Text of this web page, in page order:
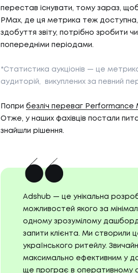
перестав існувати, тому зараз,
PMax, де ця метрика теж
здобуття звіту, потрібно зробити
попередніми періодами.
*Статистика аукціонів — це
аудиторій, викуплених за певний
Попри безліч переваг Performance
Отже, у наших фахівців постали
знайшли рішення.
Adshub — це унікальна
можливостей якого за
одному зрозумілому дашборді
запити клієнта. Ми створили
українського ритейлу.
максимально ефективним у
ще програє в оперативному